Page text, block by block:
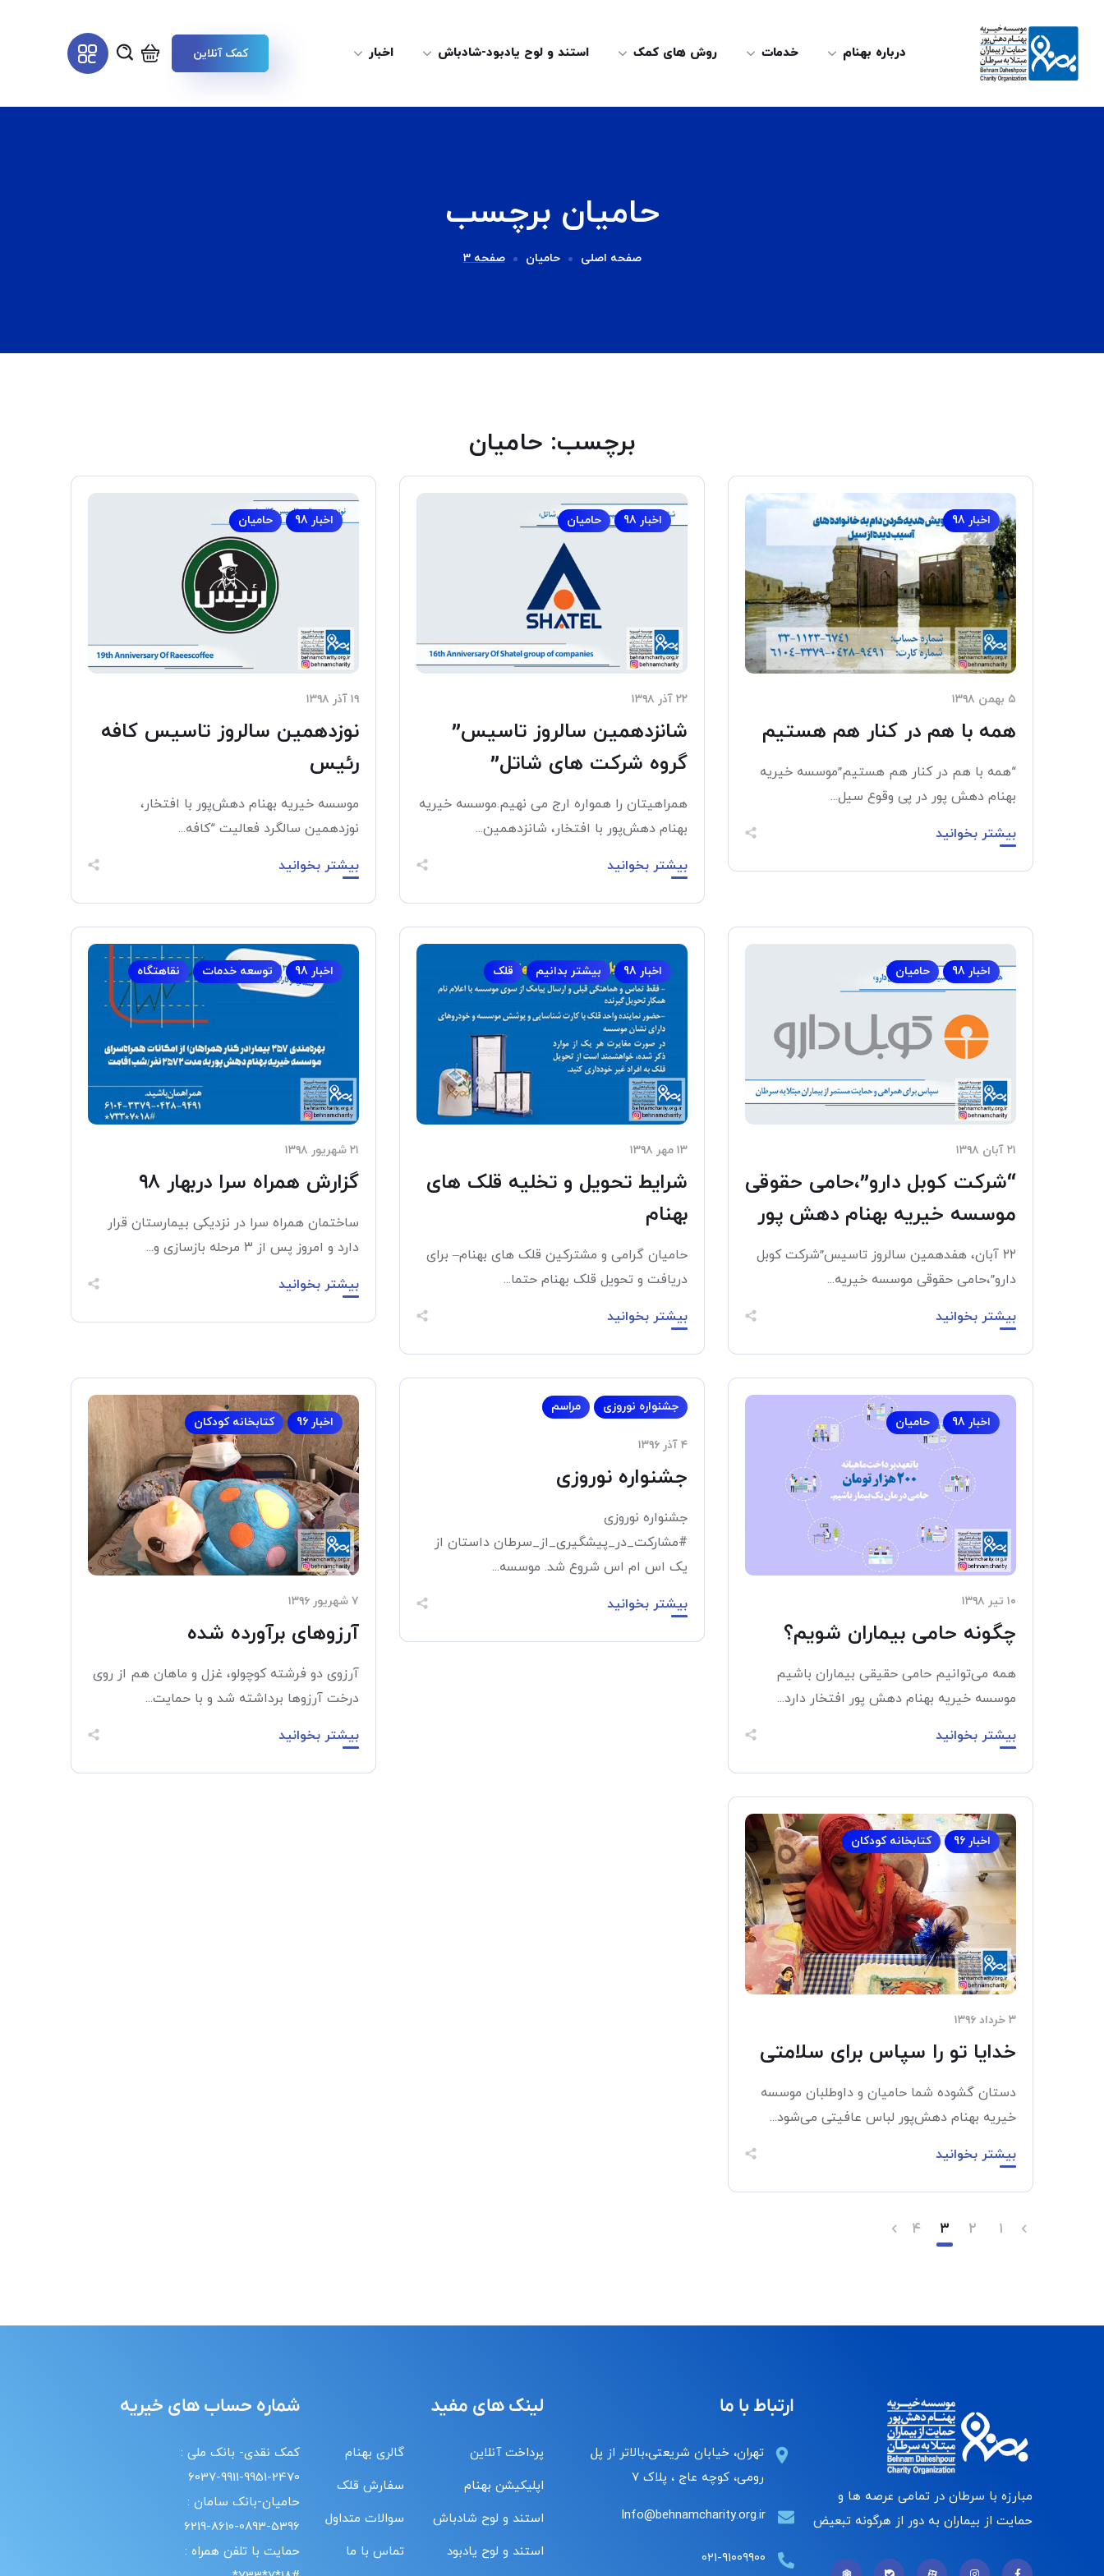
درباره بهنام خدمات روش های کمک استند و لوح یادبود-شادباش اخبار کمک آنلاین
حامیان برچسب
صفحه اصلی حامیان صفحه 3
برچسب: حامیان
اخبار 98
۵ بهمن ۱۳۹۸
همه با هم در کنار هم هستیم
“همه با هم در کنار هم هستیم”موسسه خیریه
بهنام دهش پور در پی وقوع سیل...
بیشتر بخوانید
اخبار 98 حامیان
۲۲ آذر ۱۳۹۸
شانزدهمین سالروز تاسیس”
گروه شرکت های شاتل”
همراهیتان را همواره ارج می نهیم.موسسه خیریه
بهنام دهش‌پور با افتخار، شانزدهمین...
بیشتر بخوانید
اخبار 98 حامیان
۱۹ آذر ۱۳۹۸
نوزدهمین سالروز تاسیس کافه
رئیس
موسسه خیریه بهنام دهش‌پور با افتخار،
نوزدهمین سالگرد فعالیت “کافه...
بیشتر بخوانید
اخبار 98 حامیان
۲۱ آبان ۱۳۹۸
“شرکت کوبل دارو”،حامی حقوقی
موسسه خیریه بهنام دهش پور
۲۲ آبان، هفدهمین سالروز تاسیس”شرکت کوبل
دارو”،حامی حقوقی موسسه خیریه...
بیشتر بخوانید
اخبار 98 بیشتر بدانیم قلک
۱۳ مهر ۱۳۹۸
شرایط تحویل و تخلیه قلک های
بهنام
حامیان گرامی و مشترکین قلک های بهنام– برای
دریافت و تحویل قلک بهنام حتما...
بیشتر بخوانید
اخبار 98 توسعه خدمات نقاهتگاه
۲۱ شهریور ۱۳۹۸
گزارش همراه سرا دربهار ۹۸
ساختمان همراه سرا در نزدیکی بیمارستان قرار
دارد و امروز پس از ۳ مرحله بازسازی و...
بیشتر بخوانید
اخبار 98 حامیان
۱۰ تیر ۱۳۹۸
چگونه حامی بیماران شویم؟
همه می‌توانیم حامی حقیقی بیماران باشیم
موسسه خیریه بهنام دهش پور افتخار دارد...
بیشتر بخوانید
جشنواره نوروزی مراسم
۴ آذر ۱۳۹۶
جشنواره نوروزی
جشنواره نوروزی
#مشارکت_در_پیشگیری_از_سرطان داستان از
یک اس ام اس شروع شد. موسسه...
بیشتر بخوانید
اخبار 96 کتابخانه کودکان
۷ شهریور ۱۳۹۶
آرزوهای برآورده شده
آرزوی دو فرشته کوچولو، غزل و ماهان هم از روی
درخت آرزوها برداشته شد و با حمایت...
بیشتر بخوانید
اخبار 96 کتابخانه کودکان
۳ خرداد ۱۳۹۶
خدایا تو را سپاس برای سلامتی
دستان گشوده شما حامیان و داوطلبان موسسه
خیریه بهنام دهش‌پور لباس عافیتی می‌شود...
بیشتر بخوانید
۱ ۲ ۳ ۴
مبارزه با سرطان در تمامی عرصه ها و
حمایت از بیماران به دور از هرگونه تبعیض
ارتباط با ما
تهران، خیابان شریعتی،بالاتر از پل
رومی، کوچه عاج ، پلاک ۷
Info@behnamcharity.org.ir
۰۲۱-۹۱۰۰۹۹۰۰
لینک های مفید
پرداخت آنلاین
اپلیکیشن بهنام
استند و لوح شادباش
استند و لوح یادبود
گالری بهنام
سفارش قلک
سوالات متداول
تماس با ما
شماره حساب های خیریه
کمک نقدی- بانک ملی :
6037-9911-9951-2470
حامیان-بانک سامان :
6219-8610-0893-5396
حمایت با تلفن همراه :